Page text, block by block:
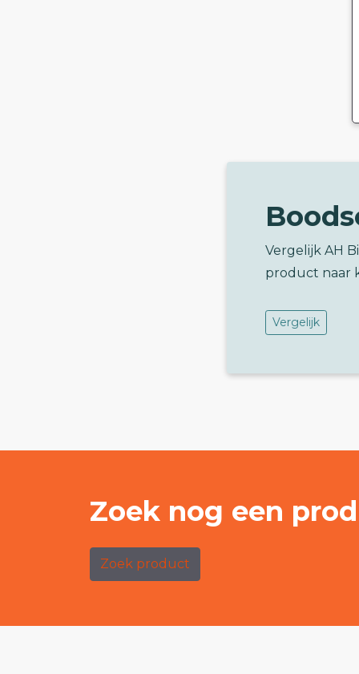
Vergelijk AH
product naar
Vergelijk
Zoek nog een
Zoek product